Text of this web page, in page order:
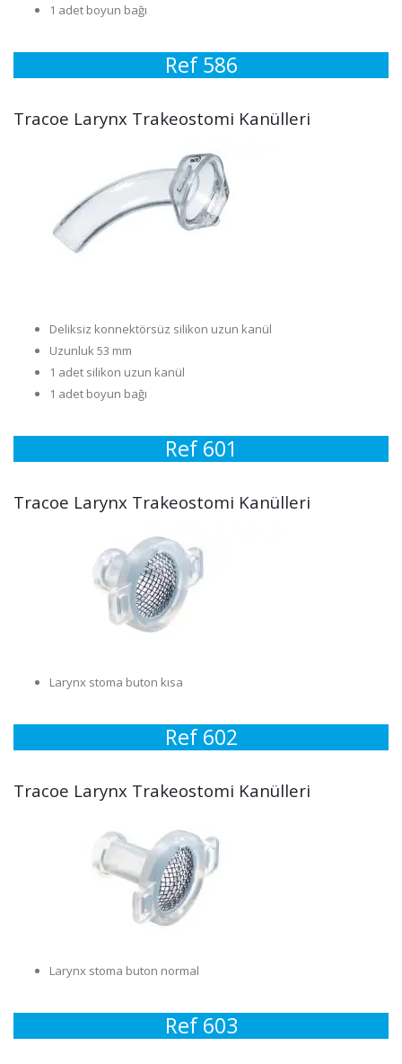
1 adet boyun bağı
Ref 586
Tracoe Larynx Trakeostomi Kanülleri
Deliksiz konnektörsüz silikon uzun kanül
Uzunluk 53 mm
1 adet silikon uzun kanül
1 adet boyun bağı
Ref 601
Tracoe Larynx Trakeostomi Kanülleri
Larynx stoma buton kısa
Ref 602
Tracoe Larynx Trakeostomi Kanülleri
Larynx stoma buton normal
Ref 603